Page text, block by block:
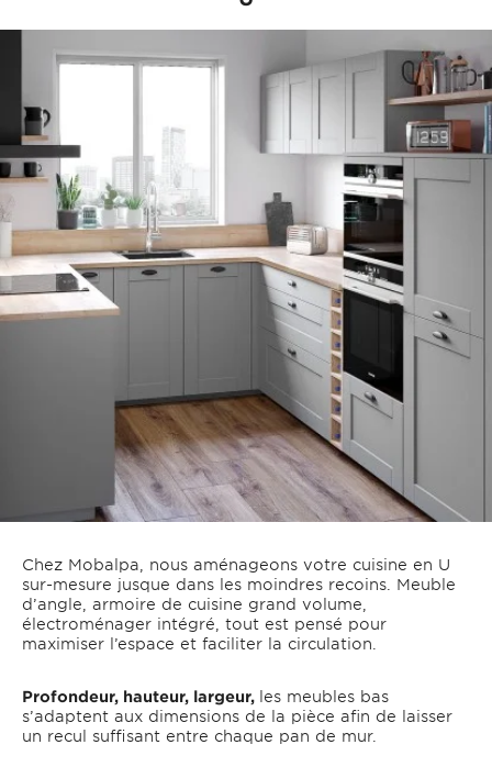
Chez Mobalpa, nous aménageons votre cuisine en U
sur-mesure jusque dans les moindres recoins. Meuble
d’angle, armoire de cuisine grand volume,
électroménager intégré, tout est pensé pour
maximiser l’espace et faciliter la circulation.
Profondeur, hauteur, largeur, les meubles bas
s’adaptent aux dimensions de la pièce afin de laisser
un recul suffisant entre chaque pan de mur.